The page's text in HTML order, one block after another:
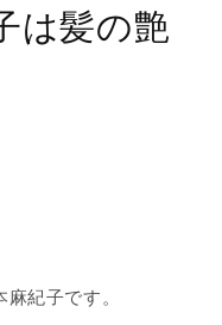
は髪の艶
紀子です。